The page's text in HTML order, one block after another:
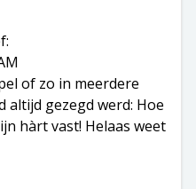
of zo in meerdere
altijd gezegd werd: Hoe
hàrt vast! Helaas weet